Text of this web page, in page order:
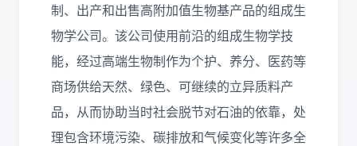
制、出产和出售高附加值生物基产品的组成生
物学公司。该公司使用前沿的组成生物学技
能，经过高端生物制作为个护、养分、医药等
商场供给天然、绿色、可继续的立异质料产
品，从而协助当时社会脱节对石油的依靠，处
理包含环境污染、碳排放和气候变化等许多全